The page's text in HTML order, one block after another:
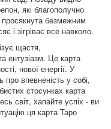
які благополучно
безмежним
і зігріває все навколо.
щастя,
ентузіазм. Це карта
нової енергії. У
впевненість у собі,
стосунках карта
світ, хапайте успіх - ви
ця карта Таро